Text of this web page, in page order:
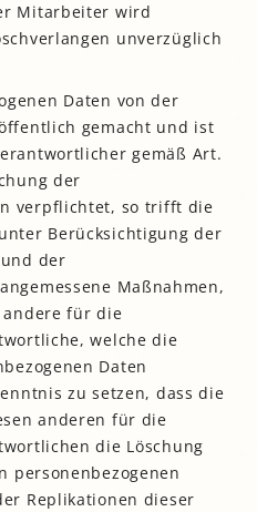
Mitarbeiter wird
unverzüglich
Daten von der
gemacht und ist
gemäß Art.
der
verpflichtet, so trifft die
Berücksichtigung der
der
Maßnahmen,
für die
welche die
Daten
zu setzen, dass die
anderen für die
die Löschung
personenbezogenen
Replikationen dieser